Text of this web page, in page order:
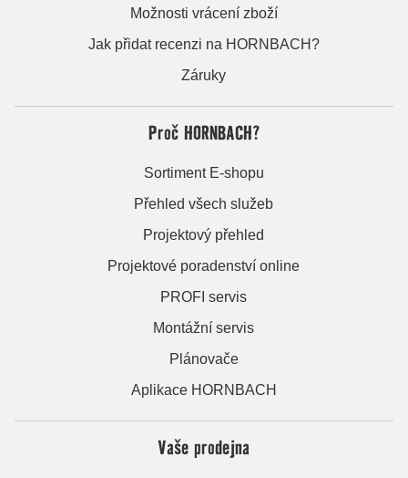
Možnosti vrácení zboží
Jak přidat recenzi na HORNBACH?
Záruky
Proč HORNBACH?
Sortiment E-shopu
Přehled všech služeb
Projektový přehled
Projektové poradenství online
PROFI servis
Montážní servis
Plánovače
Aplikace HORNBACH
Vaše prodejna